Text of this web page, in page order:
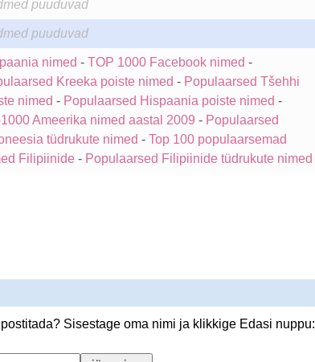
puuduvad
puuduvad
nimed - TOP 1000 Facebook nimed -
Kreeka poiste nimed - Populaarsed Tšehhi
nimed - Populaarsed Hispaania poiste nimed -
Ameerika nimed aastal 2009 - Populaarsed
tüdrukute nimed - Top 100 populaarsemad
Filipiinide- Populaarsed Filipiinide tüdrukute nimed
Sisestage oma nimi ja klikkige Edasi nuppu: